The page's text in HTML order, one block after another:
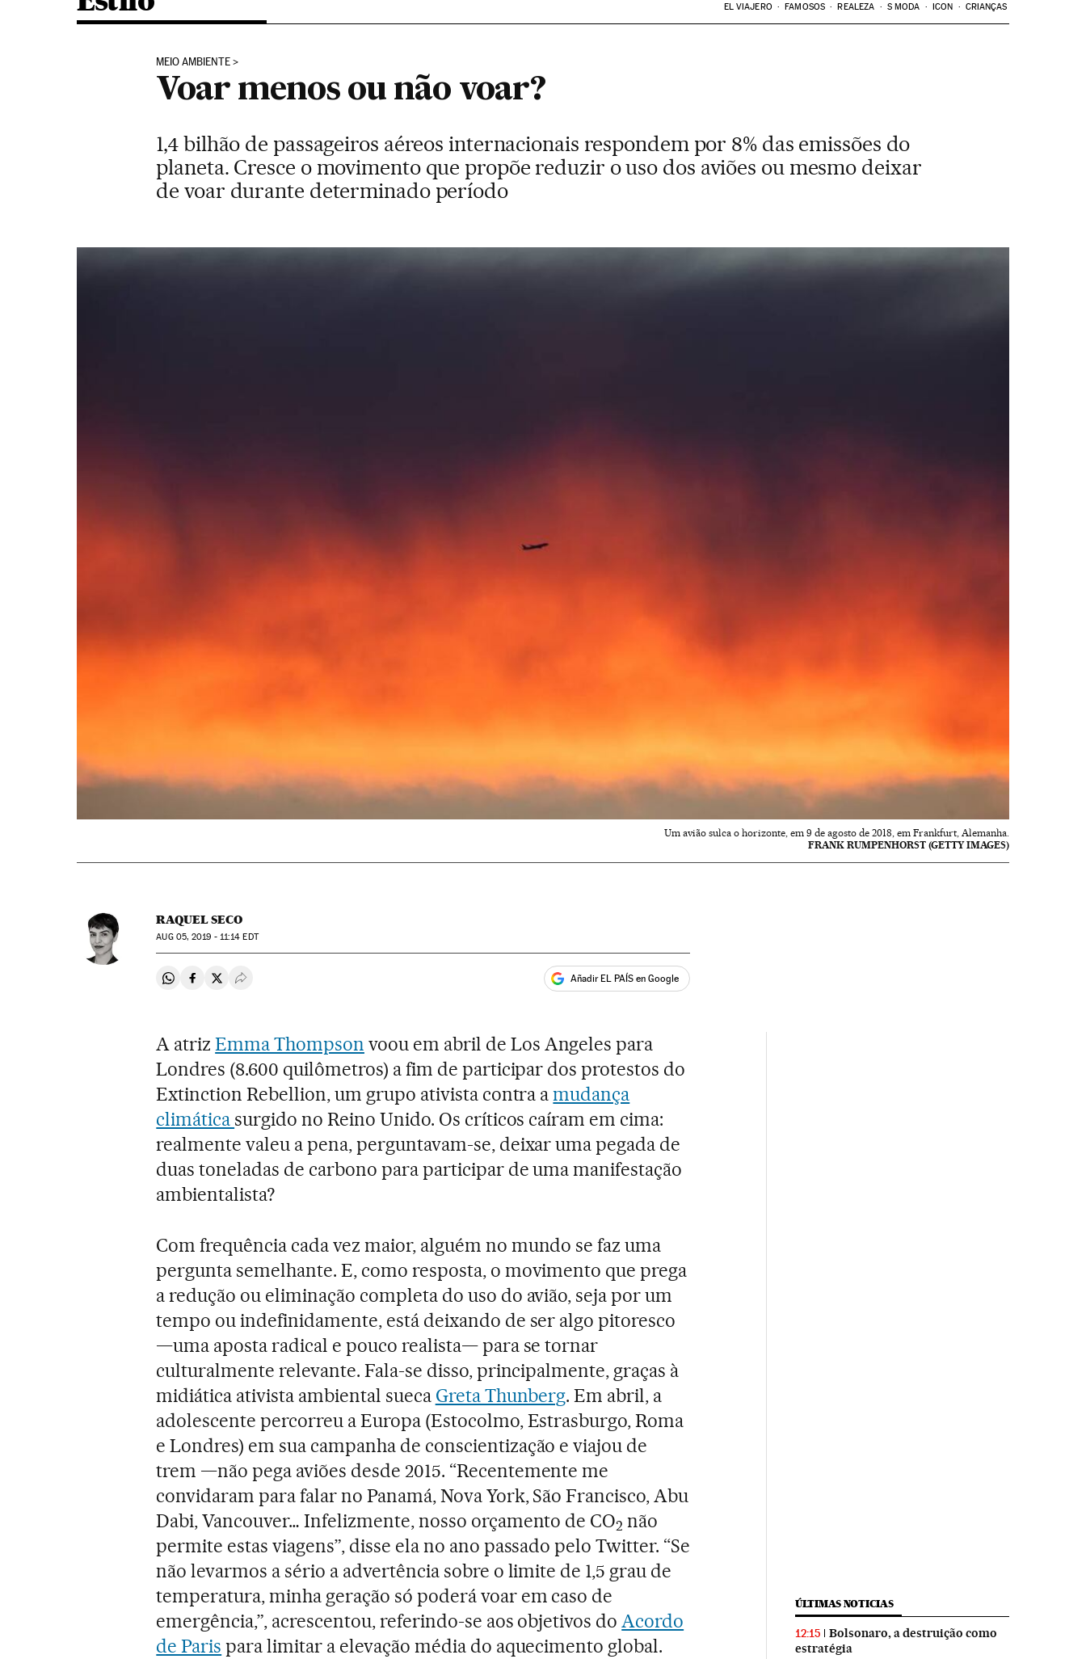
EL VIAJERO FAMOSOS REALEZA S MODA ICON CRIANÇAS
MEIO AMBIENTE
Voar menos ou não voar?
1,4 bilhão de passageiros aéreos internacionais respondem por 8% das emissões do
planeta. Cresce o movimento que propõe reduzir o uso dos aviões ou mesmo deixar
de voar durante determinado período
Um avião sulca o horizonte, em 9 de agosto de 2018, em Frankfurt, Alemanha.
FRANK RUMPENHORST (GETTY IMAGES)
RAQUEL SECO
AUG05, 2019 - 11:14 EDT
Compartir en Whatsapp
Compartir en Facebook
Compartir en Twitter
Desplegar Redes Sociales Añadir EL PAÍS en Google
A atrizEmma Thompson voou em abril de Los Angeles para
Londres (8.600 quilômetros) a fim de participar dos protestos do
Extinction Rebellion, um grupo ativista contra amudança
climática surgido no Reino Unido. Os críticos caíram em cima:
realmente valeu a pena, perguntavam-se, deixar uma pegada de
duas toneladas de carbono para participar de uma manifestação
ambientalista?
Com frequência cada vez maior, alguém no mundo se faz uma
pergunta semelhante. E, como resposta, o movimento que prega
a redução ou eliminação completa do uso do avião, seja por um
tempo ou indefinidamente, está deixando de ser algo pitoresco
—uma aposta radical e pouco realista— para se tornar
culturalmente relevante. Fala-se disso, principalmente, graças à
midiática ativista ambiental sueca Greta Thunberg. Em abril, a
adolescente percorreu a Europa (Estocolmo, Estrasburgo, Roma
e Londres) em sua campanha de conscientização e viajou de
trem —não pega aviões desde 2015. “Recentemente me
convidaram para falar no Panamá, Nova York, São Francisco, Abu
Dabi, Vancouver… Infelizmente, nosso orçamento de CO2 não
permite estas viagens”, disse ela no ano passado pelo Twitter. “Se
não levarmos a sério a advertência sobre o limite de 1,5 grau de
temperatura, minha geração só poderá voar em caso de
emergência,”, acrescentou, referindo-se aos objetivos doAcordo
de Paris para limitar a elevação média do aquecimento global.
ÚLTIMAS NOTICIAS
12:15
Bolsonaro, a destruição como
estratégia